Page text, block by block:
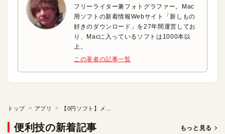
フリーライター兼フォトグラファー。Mac
用ソフトの新着情報Webサイト「新しもの
好きのダウンロード」を27年間運営してお
り、Macに入っているソフトは1000本以
上。
この著者の記事一覧
トップ アプリ
便利技の新着記事 もっと見る